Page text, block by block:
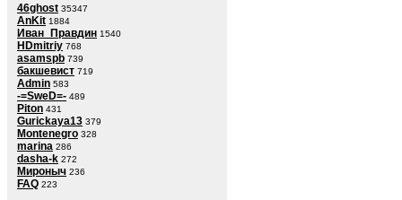
46ghost 35347
AnKit 1884
Иван_Правдин 1540
HDmitriy 768
asamspb 739
бакшевист 719
Admin 583
-=SweD=- 489
Piton 431
Gurickaya13 379
Montenegro 328
marina 286
dasha-k 272
Мироныч 236
FAQ 223